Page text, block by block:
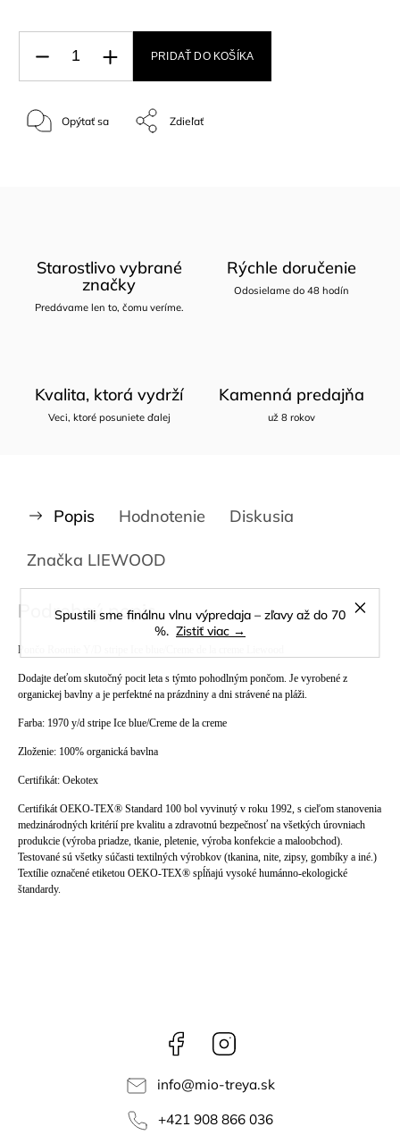
Spustili sme finálnu vlnu výpredaja – zľavy až do 70
%. Zistiť viac →
PRIDAŤ DO KOŠÍKA
Opýtať sa Zdieľať
Starostlivo vybrané
značky
Predávame len to, čomu veríme.
Rýchle doručenie
Odosielame do 48 hodín
Kvalita, ktorá vydrží
Veci, ktoré posuniete ďalej
Kamenná predajňa
už 8 rokov
Popis Hodnotenie Diskusia
Značka LIEWOOD
Podrobný popis
Pončo Roomie Y/D stripe Ice blue/Creme de la creme Liewood
Dodajte deťom skutočný pocit leta s týmto pohodlným pončom. Je vyrobené z
organickej bavlny a je perfektné na prázdniny a dni strávené na pláži.
Farba: 1970 y/d stripe Ice blue/Creme de la creme
Zloženie: 100% organická bavlna
Certifikát: Oekotex
Certifikát OEKO-TEX® Standard 100 bol vyvinutý v roku 1992, s cieľom stanovenia
medzinárodných kritérií pre kvalitu a zdravotnú bezpečnosť na všetkých úrovniach
produkcie (výroba priadze, tkanie, pletenie, výroba konfekcie a maloobchod).
Testované sú všetky súčasti textilných výrobkov (tkanina, nite, zipsy, gombíky a iné.)
Textílie označené etiketou OEKO-TEX® spĺňajú vysoké humánno-ekologické
štandardy.
Facebook
info@mio-treya.sk
+421 908 866 036